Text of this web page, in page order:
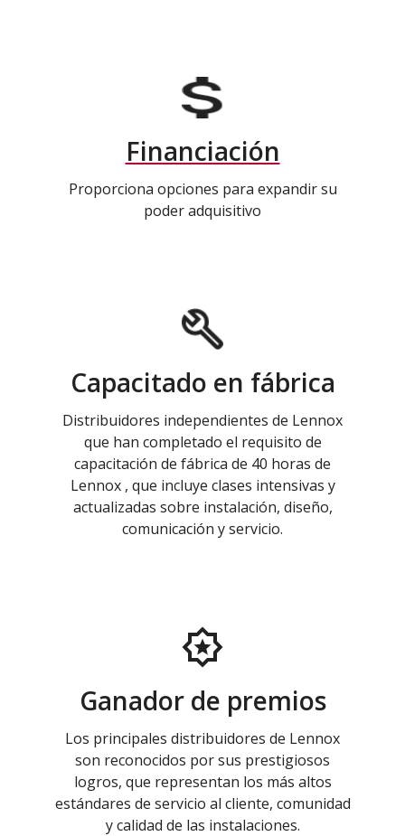
Financiación
Proporciona opciones para expandir su
poder adquisitivo
Capacitado en fábrica
Distribuidores independientes de Lennox
que han completado el requisito de
capacitación de fábrica de 40 horas de
Lennox , que incluye clases intensivas y
actualizadas sobre instalación, diseño,
comunicación y servicio.
Ganador de premios
Los principales distribuidores de Lennox
son reconocidos por sus prestigiosos
logros, que representan los más altos
estándares de servicio al cliente, comunidad
y calidad de las instalaciones.